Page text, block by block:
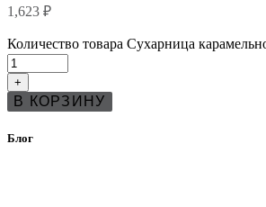
1,623 ₽
Количество товара Сухарница
+
В КОРЗИНУ
Блог